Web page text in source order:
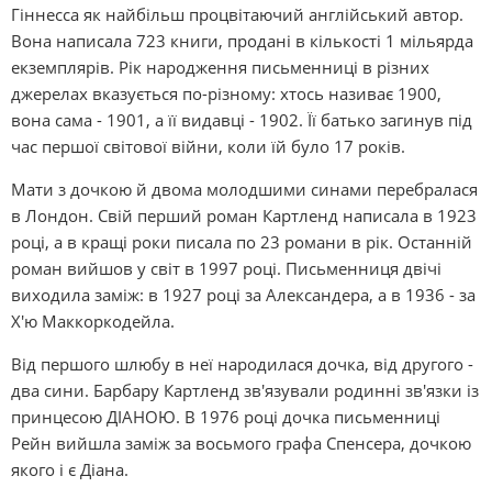
Гіннесса як найбільш процвітаючий англійський автор.
Вона написала 723 книги, продані в кількості 1 мільярда
екземплярів. Рік народження письменниці в різних
джерелах вказується по-різному: хтось називає 1900,
вона сама - 1901, а її видавці - 1902. Її батько загинув під
час першої світової війни, коли їй було 17 років.
Мати з дочкою й двома молодшими синами перебралася
в Лондон. Свій перший роман Картленд написала в 1923
році, а в кращі роки писала по 23 романи в рік. Останній
роман вийшов у світ в 1997 році. Письменниця двічі
виходила заміж: в 1927 році за Александера, а в 1936 - за
Х'ю Маккоркодейла.
Від першого шлюбу в неї народилася дочка, від другого -
два сини. Барбару Картленд зв'язували родинні зв'язки із
принцесою ДІАНОЮ. В 1976 році дочка письменниці
Рейн вийшла заміж за восьмого графа Спенсера, дочкою
якого і є Діана.